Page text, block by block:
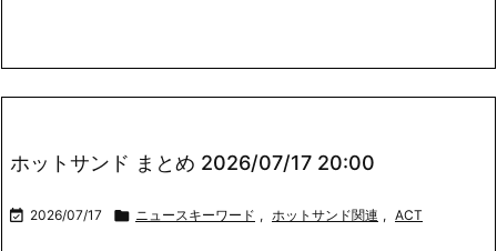
ホットサンド まとめ 2026/07/17 20:00
 2026/07/17  ニュースキーワード , ホットサンド関連 , ACT